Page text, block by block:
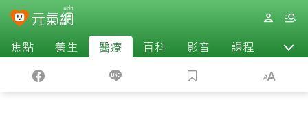
焦點 養生 醫療 百科 影音 課程 退休